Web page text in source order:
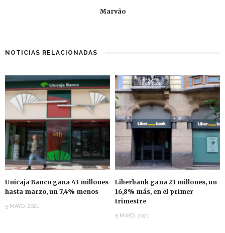
Marvão
NOTICIAS RELACIONADAS
Unicaja Banco gana 43 millones
hasta marzo, un 7,4% menos
5 MAYO, 2021
Liberbank gana 23 millones, un
16,8% más, en el primer
trimestre
5 MAYO, 2021